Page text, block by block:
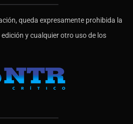
queda expresamente prohibida la
y cualquier otro uso de los